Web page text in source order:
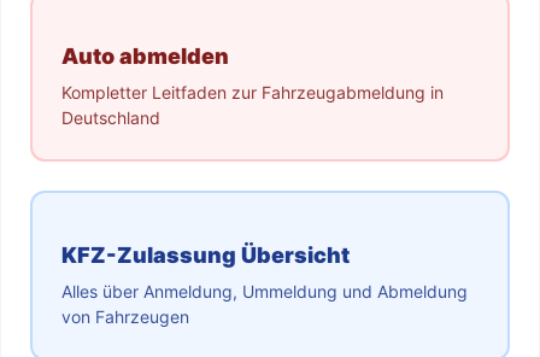
Auto abmelden
Kompletter Leitfaden zur Fahrzeugabmeldung in
Deutschland
KFZ-Zulassung Übersicht
Alles über Anmeldung, Ummeldung und Abmeldung
von Fahrzeugen